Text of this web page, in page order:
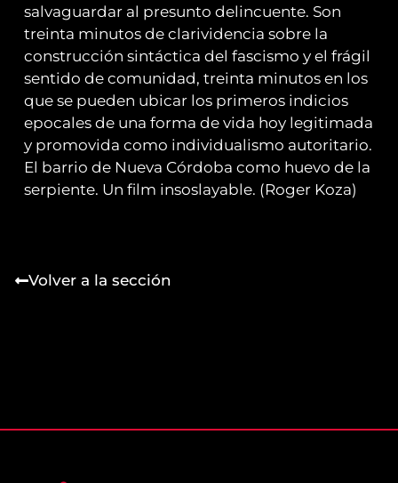
salvaguardar al presunto delincuente. Son
treinta minutos de clarividencia sobre la
construcción sintáctica del fascismo y el frágil
sentido de comunidad, treinta minutos en los
que se pueden ubicar los primeros indicios
epocales de una forma de vida hoy legitimada
y promovida como individualismo autoritario.
El barrio de Nueva Córdoba como huevo de la
serpiente. Un film insoslayable. (Roger Koza)
Volver a la sección